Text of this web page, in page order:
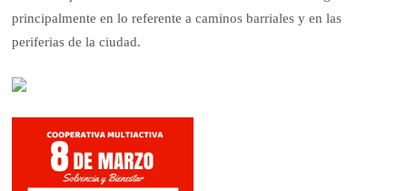
principalmente en lo referente a caminos barriales y en las
periferias de la ciudad.